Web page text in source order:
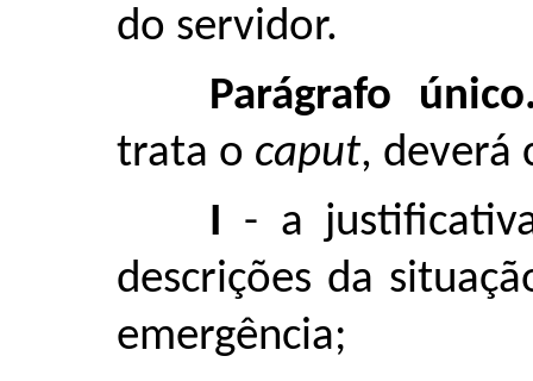
do servidor.
Parágrafo
trata o caput, deverá
I - a
descrições da
emergência;